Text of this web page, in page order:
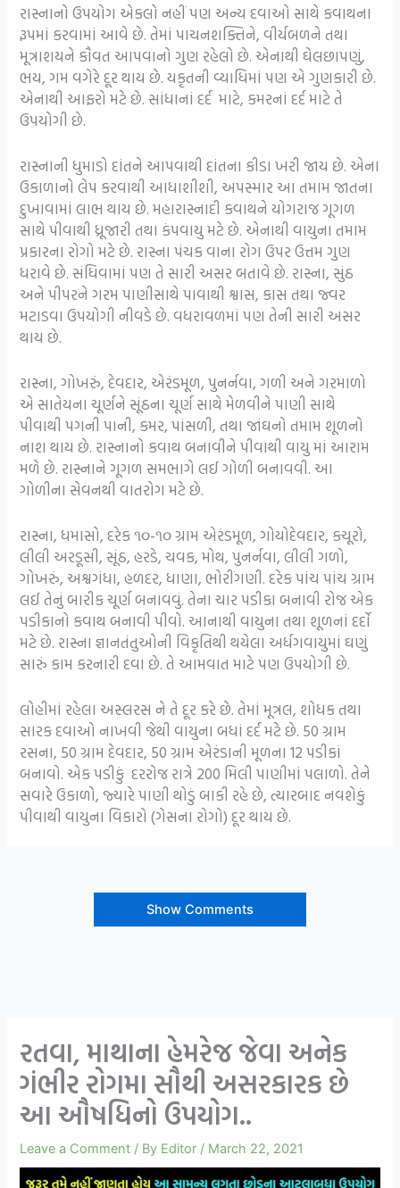
રાસ્નાનો ઉપયોગ એકલો નહીં પણ અન્ય દવાઓ સાથે કવાથના
રૂપમાં કરવામાં આવે છે. તેમાં પાચનશક્તિને, વીર્યબળને તથા
મૂત્રાશયને કૌવત આપવાનો ગુણ રહેલો છે. એનાથી ઘેલછાપણું,
ભય, ગમ વગેરે દૂર થાય છે. યકૃતની વ્યાધિમાં પણ એ ગુણકારી છે.
એનાથી આફરો મટે છે. સાંધાનાં દર્દ માટે, કમરનાં દર્દ માટે તે
ઉપયોગી છે.
રાસ્નાની ધુમાડો દાંતને આપવાથી દાંતના કીડા ખરી જાય છે. એના
ઉકાળાનો લેપ કરવાથી આધાશીશી, અપસ્માર આ તમામ જાતના
દુખાવામાં લાભ થાય છે. મહારાસ્નાદી કવાથને યોગરાજ ગૂગળ
સાથે પીવાથી ધ્રૂજારી તથા કંપવાયુ મટે છે. એનાથી વાયુના તમામ
પ્રકારના રોગો મટે છે. રાસ્ના પંચક વાના રોગ ઉપર ઉત્તમ ગુણ
ધરાવે છે. સંધિવામાં પણ તે સારી અસર બતાવે છે. રાસ્ના, સુંઠ
અને પીપરને ગરમ પાણીસાથે પાવાથી શ્વાસ, કાસ તથા જ્વર
મટાડવા ઉપયોગી નીવડે છે. વધરાવળમાં પણ તેની સારી અસર
થાય છે.
રાસ્ના, ગોખરું, દેવદાર, એરંડમૂળ, પુનર્નવા, ગળી અને ગરમાળો
એ સાતેયના ચૂર્ણને સૂંઠના ચૂર્ણ સાથે મેળવીને પાણી સાથે
પીવાથી પગની પાની, કમર, પાંસળી, તથા જાંઘનો તમામ શૂળનો
નાશ થાય છે. રાસ્નાનો કવાથ બનાવીને પીવાથી વાયુ માં આરામ
મળે છે. રાસ્નાને ગૂગળ સમભાગે લઈ ગોળી બનાવવી. આ
ગોળીના સેવનથી વાતરોગ મટે છે.
રાસ્ના, ધમાસો, દરેક ૧૦-૧૦ ગ્રામ એરંડમૂળ, ગોયોદેવદાર, કચૂરો,
લીલી અરડૂસી, સૂંઠ, હરડે, ચવક, મોથ, પુનર્નવા, લીલી ગળો,
ગોખરું, અશ્વગંધા, હળદર, ધાણા, ભોરીંગણી. દરેક પાંચ પાંચ ગ્રામ
લઈ તેનું બારીક ચૂર્ણ બનાવવું. તેના ચાર પડીકા બનાવી રોજ એક
પડીકાનો કવાથ બનાવી પીવો. આનાથી વાયુના તથા શૂળનાં દર્દો
મટે છે. રાસ્ના જ્ઞાનતંતુઓની વિકૃતિથી થયેલા અર્ધગવાયુમાં ઘણું
સારું કામ કરનારી દવા છે. તે આમવાત માટે પણ ઉપયોગી છે.
લોહીમાં રહેલા અસ્લરસ ને તે દૂર કરે છે. તેમાં મૂત્રલ, શોધક તથા
સારક દવાઓ નાખવી જેથી વાયુના બધાં દર્દ મટે છે. 50 ગ્રામ
રસના, 50 ગ્રામ દેવદાર, 50 ગ્રામ એરંડાની મૂળના 12 પડીકાં
બનાવો. એક પડીકું દરરોજ રાત્રે 200 મિલી પાણીમાં પલાળો. તેને
સવારે ઉકાળો, જ્યારે પાણી થોડું બાકી રહે છે, ત્યારબાદ નવશેકું
પીવાથી વાયુના વિકારો (ગેસના રોગો) દૂર થાય છે.
Show Comments
રતવા, માથાના હેમરેજ જેવા અનેક
ગંભીર રોગમા સૌથી અસરકારક છે
આ ઔષધિનો ઉપયોગ..
Leave a Comment / By Editor / March 22, 2021